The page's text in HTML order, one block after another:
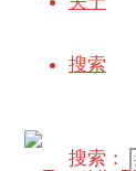
搜索
搜索：